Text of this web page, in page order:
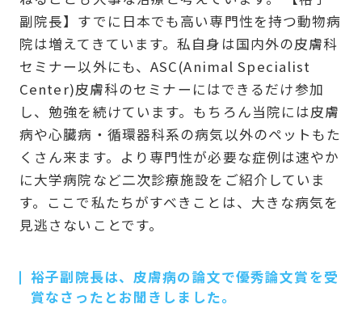
副院長】すでに日本でも高い専門性を持つ動物病
院は増えてきています。私自身は国内外の皮膚科
セミナー以外にも、ASC(Animal Specialist
Center)皮膚科のセミナーにはできるだけ参加
し、勉強を続けています。もちろん当院には皮膚
病や心臓病・循環器科系の病気以外のペットもた
くさん来ます。より専門性が必要な症例は速やか
に大学病院など二次診療施設をご紹介していま
す。ここで私たちがすべきことは、大きな病気を
見逃さないことです。
裕子副院長は、皮膚病の論文で優秀論文賞を受
賞なさったとお聞きしました。